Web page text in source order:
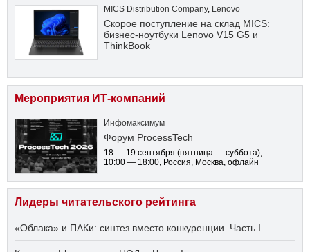
MICS Distribution Company, Lenovo
Скорое поступление на склад MICS:
бизнес-ноутбуки Lenovo V15 G5 и
ThinkBook
Мероприятия ИТ-компаний
Инфомаксимум
Форум ProcessTech
18 — 19 сентября (пятница — суббота),
10:00 — 18:00, Россия, Москва, офлайн
Лидеры читательского рейтинга
«Облака» и ПАКи: синтез вместо конкуренции. Часть I